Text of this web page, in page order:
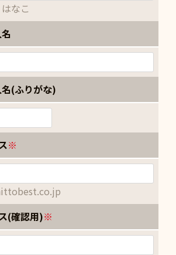
なこ
(ふりがな)
※
(確認用)※